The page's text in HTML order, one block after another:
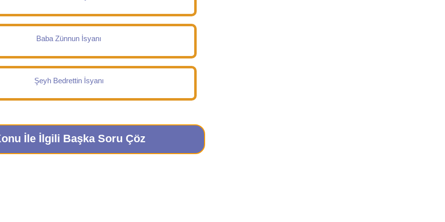
Baba Zünnun İsyanı
Şeyh Bedrettin İsyanı
İle İlgili Başka Soru Çöz